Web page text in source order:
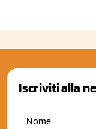
Iscriviti alla